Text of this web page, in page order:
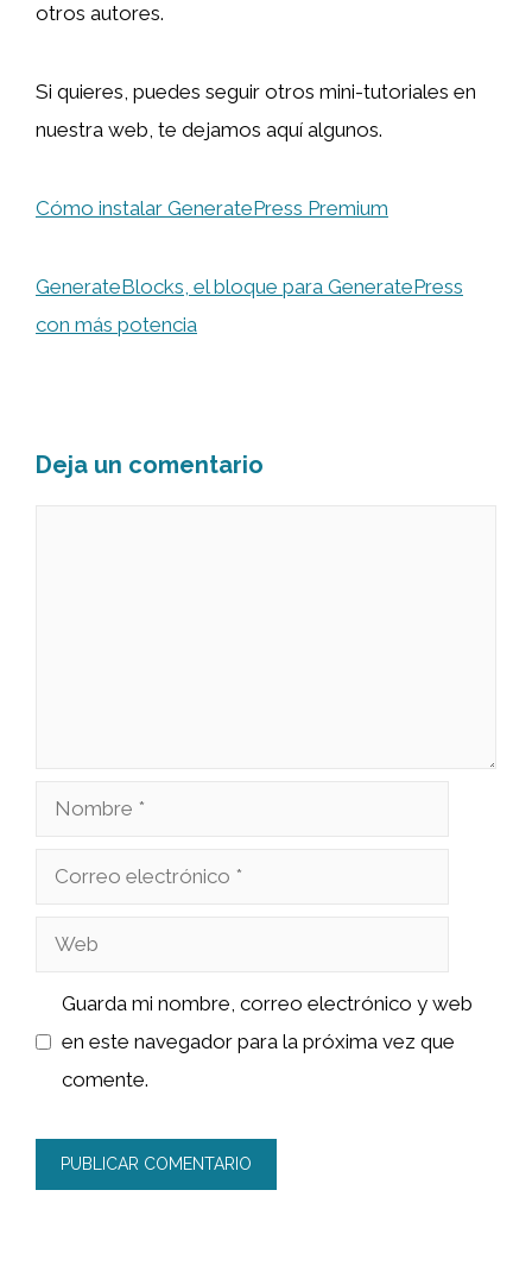
otros autores.
Si quieres, puedes seguir otros mini-tutoriales en
nuestra web, te dejamos aquí algunos.
Cómo instalar GeneratePress Premium
GenerateBlocks, el bloque para GeneratePress
con más potencia
Deja un comentario
Nombre
Correo
Web
Guarda mi nombre, correo electrónico y web
en este navegador para la próxima vez que
comente.